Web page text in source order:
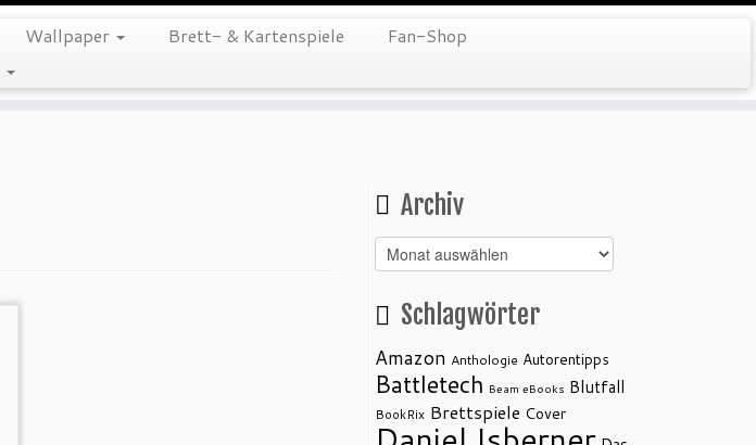
Wallpaper Brett- & Kartenspiele
Fan-Shop
Archiv
Archiv
Schlagwörter
Amazon Anthologie Autorentipps
Battletech Beam eBooks Blutfall
BookRix Brettspiele Cover